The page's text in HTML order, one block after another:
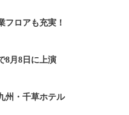
ロアも充実！
8月8日に上演
州・千草ホテル